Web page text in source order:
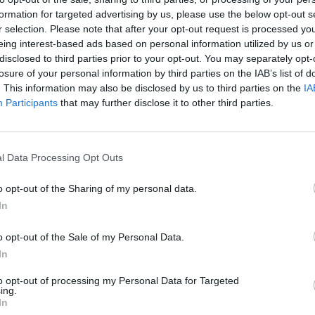
for targeted advertising by us, please use the below opt-out
selection. Please note that after your opt-out request is processed
interest-based ads based on personal information utilized by us
to third parties prior to your opt-out. You may separately
of your personal information by third parties on the IAB’s list of
This information may also be disclosed by us to third parties on the
Participants that may further disclose it to other third parties.
Data Processing Opt Outs
opt-out of the Sharing of my personal data.
opt-out of the Sale of my Personal Data.
opt-out of processing my Personal Data for Targeted
perché il suo silenzio è tutto fuorché
della Direzione Antimafia
finanziere indagato è - indovinate un
Cafiero De Raho, querelatore de Il
armi e bagagli nel 2022 dalla
inquirente al Parlamento a cinque stelle
sia come partito). E siede oggi
che i suoi uomini collezionavano
poltrona, come se nulla fosse. A dirci
nemmeno di questo ennesimo